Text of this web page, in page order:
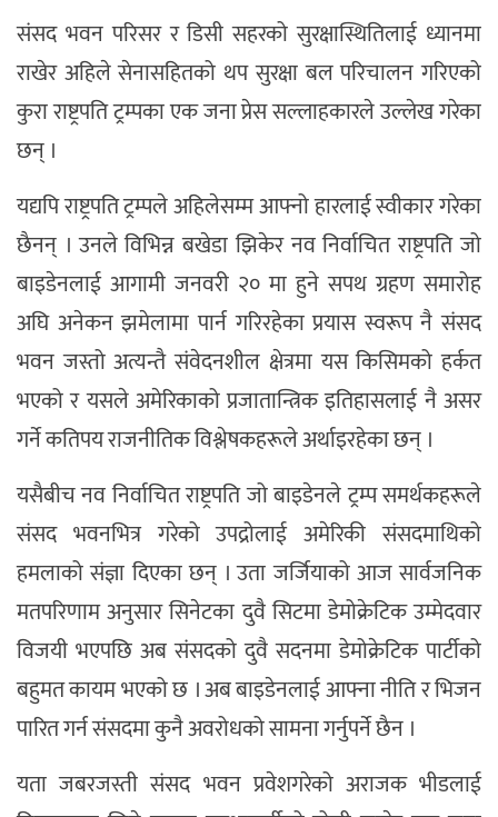
संसद भवन परिसर र डिसी सहरको सुरक्षास्थितिलाई ध्यानमा
राखेर अहिले सेनासहितको थप सुरक्षा बल परिचालन गरिएको
कुरा राष्ट्रपति ट्रम्पका एक जना प्रेस सल्लाहकारले उल्लेख गरेका
छन् ।
यद्यपि राष्ट्रपति ट्रम्पले अहिलेसम्म आफ्नो हारलाई स्वीकार गरेका
छैनन् । उनले विभिन्न बखेडा झिकेर नव निर्वाचित राष्ट्रपति जो
बाइडेनलाई आगामी जनवरी २० मा हुने सपथ ग्रहण समारोह
अघि अनेकन झमेलामा पार्न गरिरहेका प्रयास स्वरूप नै संसद
भवन जस्तो अत्यन्तै संवेदनशील क्षेत्रमा यस किसिमको हर्कत
भएको र यसले अमेरिकाको प्रजातान्त्रिक इतिहासलाई नै असर
गर्ने कतिपय राजनीतिक विश्लेषकहरूले अर्थाइरहेका छन् ।
यसैबीच नव निर्वाचित राष्ट्रपति जो बाइडेनले ट्रम्प समर्थकहरूले
संसद भवनभित्र गरेको उपद्रोलाई अमेरिकी संसदमाथिको
हमलाको संज्ञा दिएका छन् । उता जर्जियाको आज सार्वजनिक
मतपरिणाम अनुसार सिनेटका दुवै सिटमा डेमोक्रेटिक उम्मेदवार
विजयी भएपछि अब संसदको दुवै सदनमा डेमोक्रेटिक पार्टीको
बहुमत कायम भएको छ । अब बाइडेनलाई आफ्ना नीति र भिजन
पारित गर्न संसदमा कुनै अवरोधको सामना गर्नुपर्ने छैन ।
यता जबरजस्ती संसद भवन प्रवेशगरेको अराजक भीडलाई